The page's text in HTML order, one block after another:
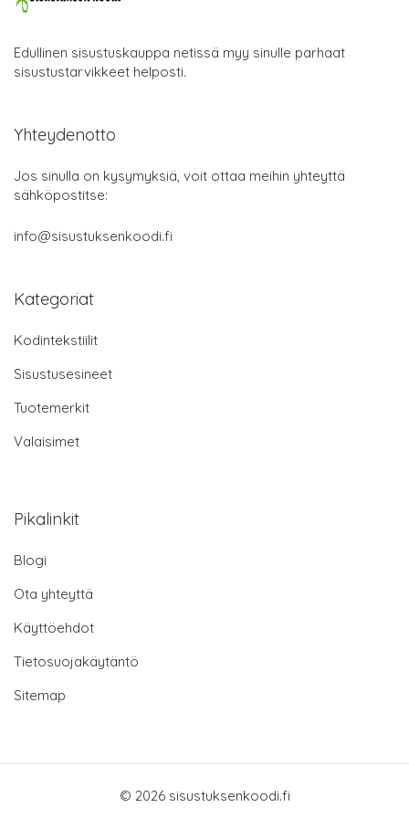
Edullinen sisustuskauppa netissä myy sinulle parhaat
sisustustarvikkeet helposti.
Yhteydenotto
Jos sinulla on kysymyksiä, voit ottaa meihin yhteyttä
sähköpostitse:
info@sisustuksenkoodi.fi
Kategoriat
Kodintekstiilit
Sisustusesineet
Tuotemerkit
Valaisimet
Pikalinkit
Blogi
Ota yhteyttä
Käyttöehdot
Tietosuojakäytäntö
Sitemap
© 2026 sisustuksenkoodi.fi